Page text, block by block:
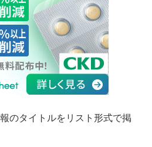
のタイトルをリスト形式で掲